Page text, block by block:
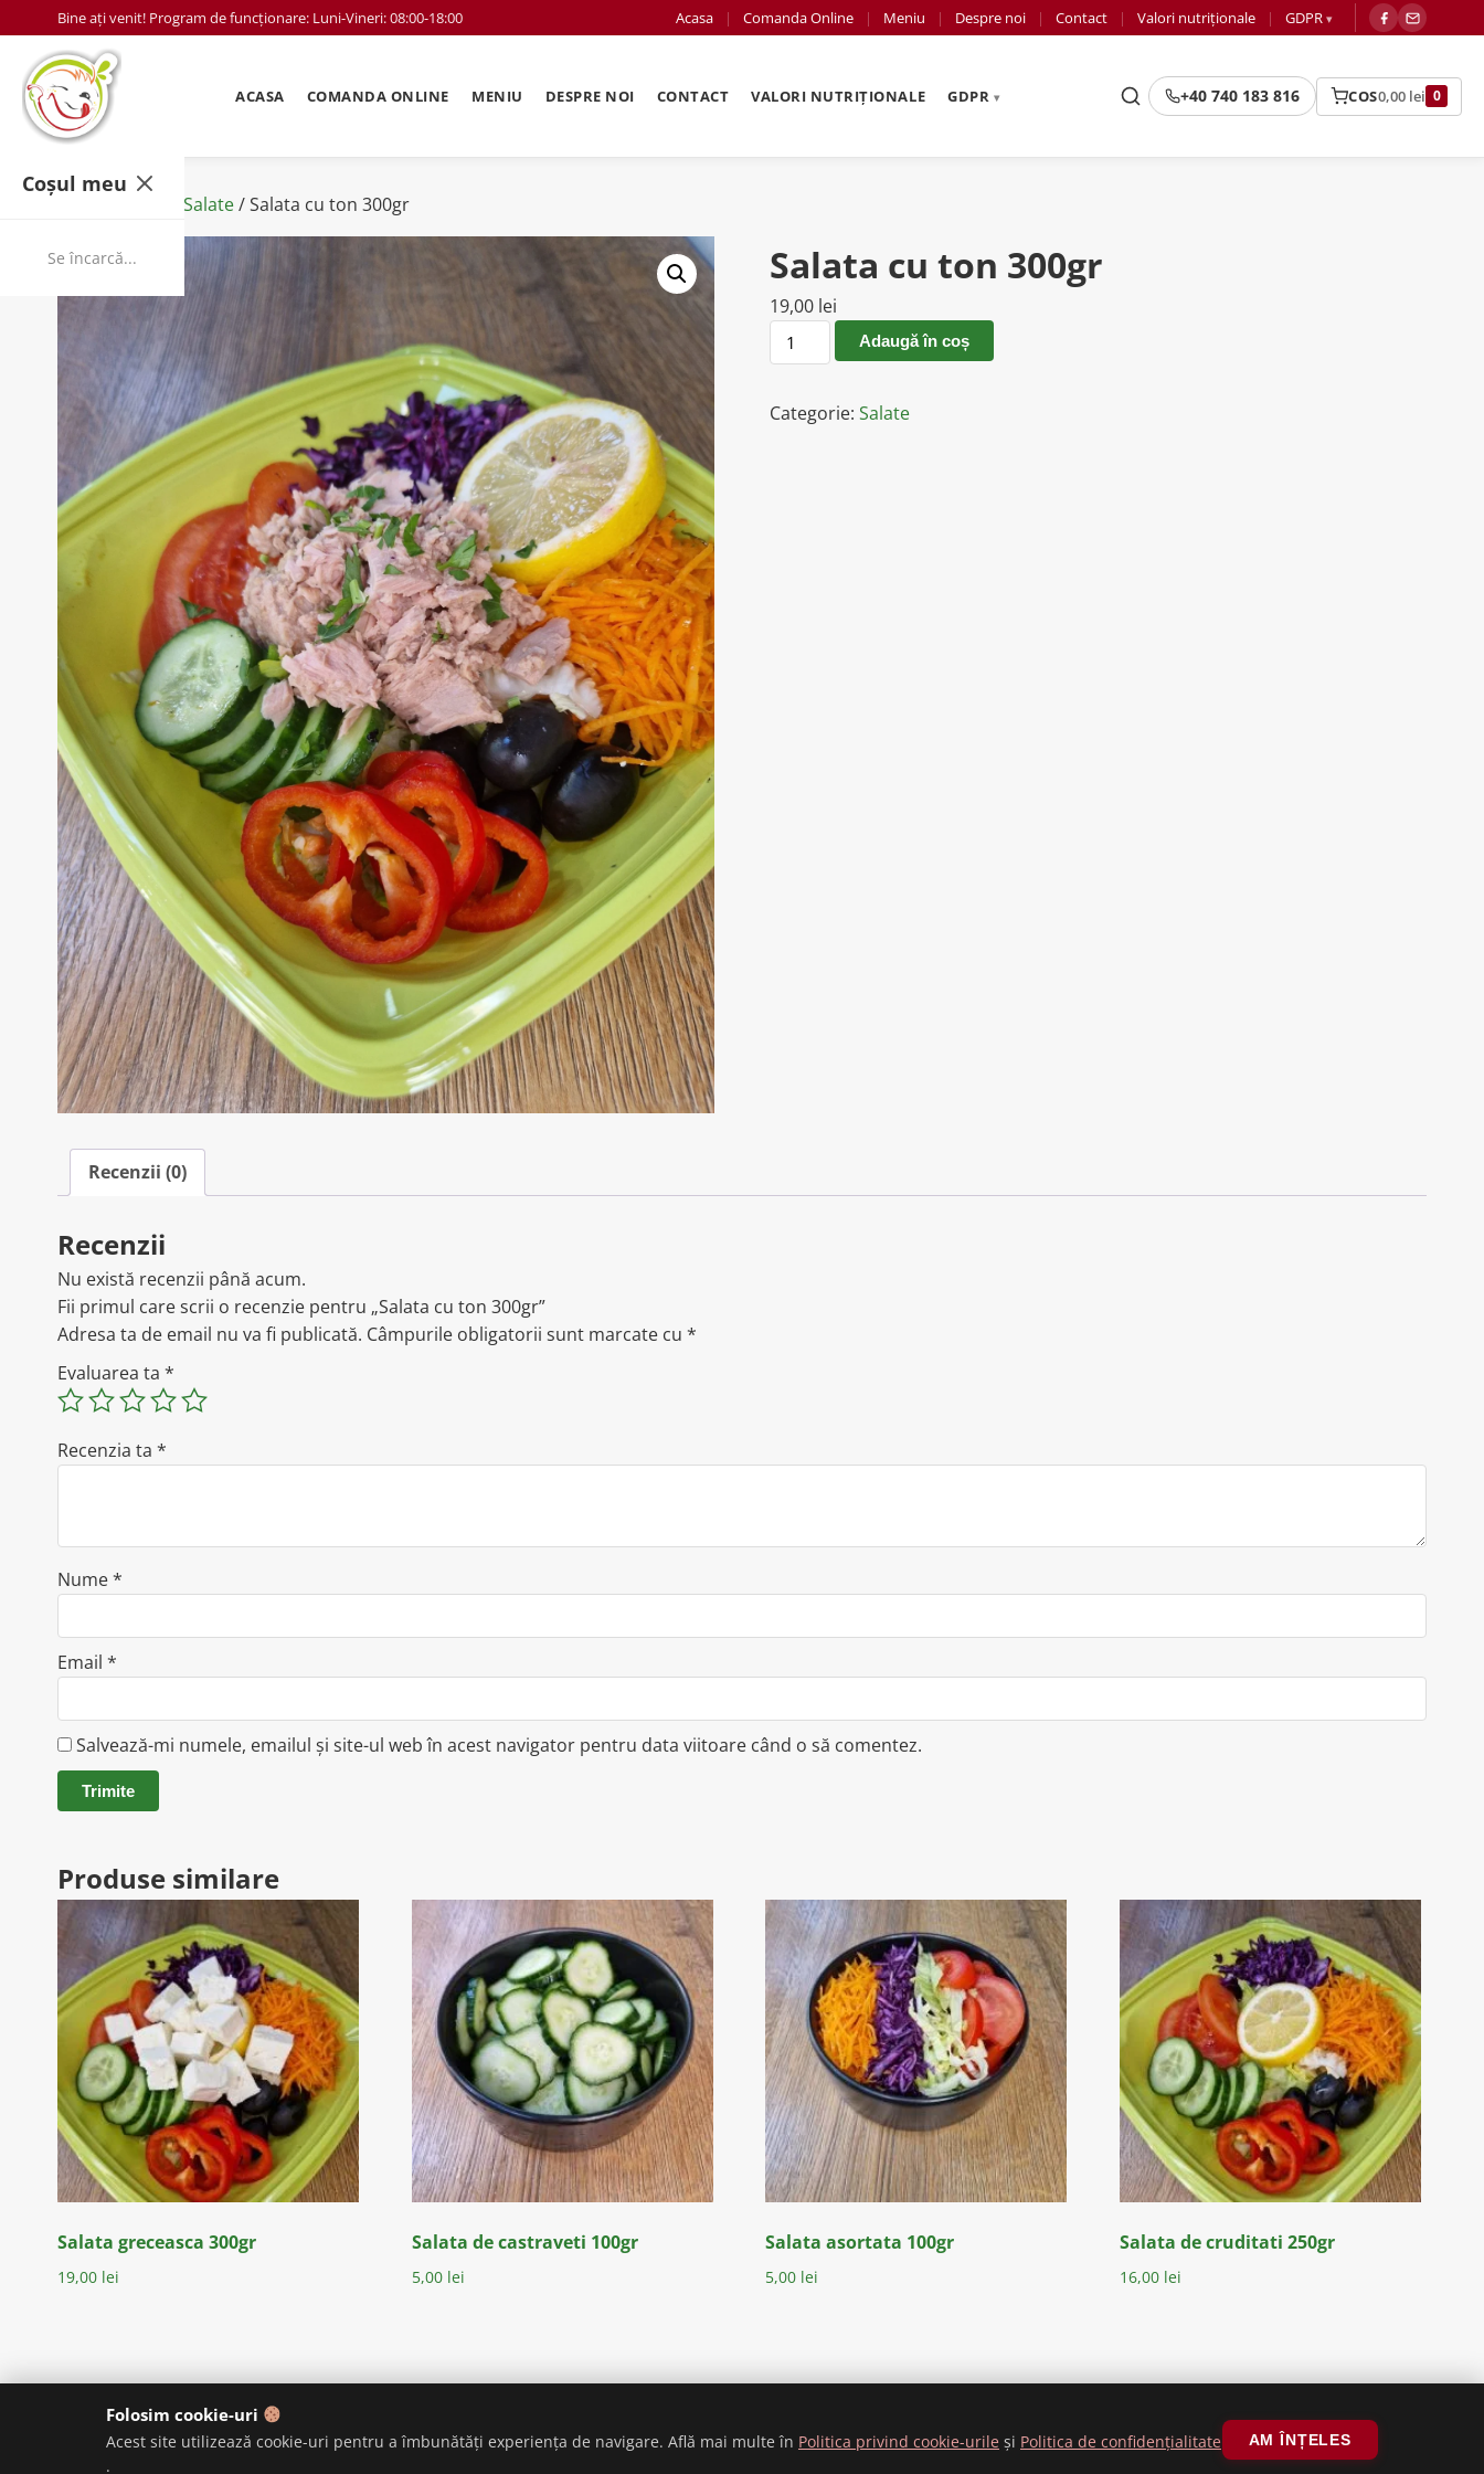
Bine ați venit! Program de funcționare: Luni-Vineri: 08:00-18:00 Acasa Comanda Online Meniu Despre noi Contact Valori nutriționale GDPR
ACASA COMANDA ONLINE MENIU DESPRE NOI CONTACT VALORI NUTRIȚIONALE GDPR +40 740 183 816 COS0,00 lei 0
Coșul meu
Se încarcă...
Salate/ Salata cu ton 300gr
Salata cu ton 300gr
19,00 lei
Cantitate
Salata
ton
Adaugă în coș
Categorie: Salate
Recenzii (0)
Recenzii
Nu există recenzii până acum.
Fii primul care scrii o recenzie pentru „Salata cu ton 300gr”
Adresa ta de email nu va fi publicată. Câmpurile obligatorii sunt marcate cu *
Evaluarea ta *
Recenzia ta *
Nume*
Email *
Salvează-mi numele, emailul și site-ul web în acest navigator pentru data viitoare când o să comentez.
Produse similare
Salata greceasca 300gr
19,00 lei
Salata de castraveti 100gr
5,00 lei
Salata asortata 100gr
5,00 lei
Salata de cruditati 250gr
16,00 lei
Folosim cookie-uri
Acest site utilizează cookie-uri pentru a îmbunătăți experiența de navigare. Află mai multe în Politica privind cookie-urile și Politica de confidențialitate
.
AM ÎNȚELES